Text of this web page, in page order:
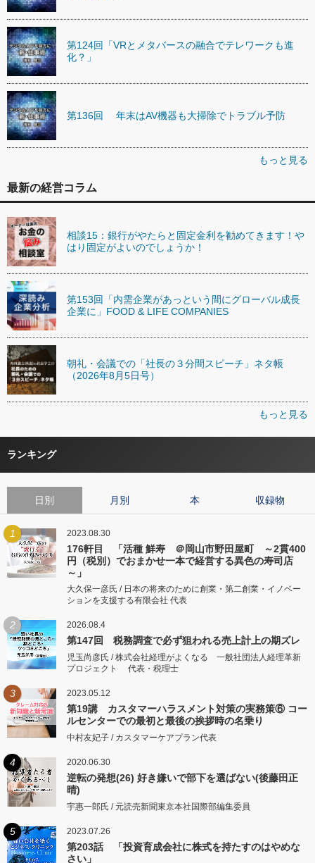
第124回「VRとメタバースの融合でテレワークも進
化？」
第136回 年末はAV機器も大掃除でトラブル予防
もっと見る
最新の経営コラム
相談15：銀行がやたらと固定金利を勧めてきます！や
はり固定がよいのでしょうか！
第153回「内需企業があっという間にグローバル成長
企業に」FOOD & LIFE COMPANIES
朝礼・会議での「社長の３分間スピーチ」ネタ帳
（2026年8月5日号）
もっと見る
ランキング
日別 月別 本 収録物
1 2023.08.30
176軒目 「活種 鮮寿 ＠岡山市野田屋町 ～2貫400
円（税別）でおまかせ一本で経営する異色の寿司店
～」
大久保一彦氏 / 日本の将来のために創業・第二創業・イノベー
ションを支援する有限会社 代表
2 2026.08.4
第147回 税務調査で必ず狙われる売上計上の期ズレ
児玉尚彦氏 / 株式会社経理がよくなる 一般社団法人経理革新
プロジェクト 代表・税理士
3 2023.05.12
第19講 カスタマーハラスメント対策の実務策⑥ コー
ルセンターでの最初と最後の挨拶時の名乗り
中村友妃子 / カスタマーケアプラン代表
4 2020.06.30
逆転の発想(26) 好き嫌いで部下を選ばない(後藤田正
晴)
宇惠一郎氏 / 元読売新聞東京本社国際部編集委員
5 2023.07.26
第203話 「投資育成会社に株式を持たすのはやめな
さい」